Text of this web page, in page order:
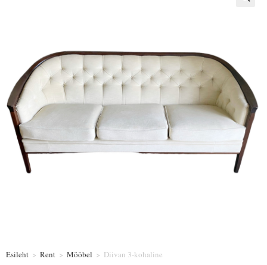
Esileht > Rent > Mööbel > Diivan 3-kohaline